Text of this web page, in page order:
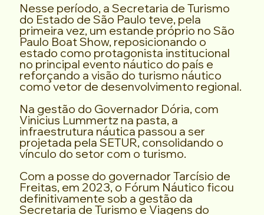
Nesse período, a Secretaria de Turismo
do Estado de São Paulo teve, pela
primeira vez, um estande próprio no São
Paulo Boat Show, reposicionando o
estado como protagonista institucional
no principal evento náutico do país e
reforçando a visão do turismo náutico
como vetor de desenvolvimento regional.
Na gestão do Governador Dória, com
Vinicius Lummertz na pasta, a
infraestrutura náutica passou a ser
projetada pela SETUR, consolidando o
vínculo do setor com o turismo.
Com a posse do governador Tarcísio de
Freitas, em 2023, o Fórum Náutico ficou
definitivamente sob a gestão da
Secretaria de Turismo e Viagens do